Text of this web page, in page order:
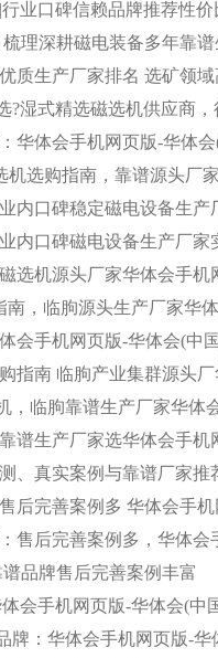
、真实案例与靠谱厂家推
品牌售后完善案例丰富